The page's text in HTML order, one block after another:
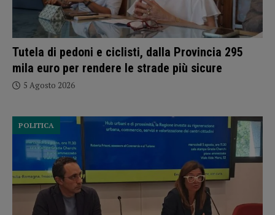
Tutela di pedoni e ciclisti, dalla Provincia 295
mila euro per rendere le strade più sicure
5 Agosto 2026
POLITICA